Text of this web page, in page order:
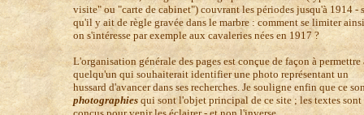
visite" ou "carte de cabinet") couvrant les périodes jusqu'à 1914 -
qu'il y ait de règle gravée dans le marbre : comment se limiter
on s'intéresse par exemple aux cavaleries nées en 1917 ?
L'organisation générale des pages est conçue de façon à permettre
quelqu'un qui souhaiterait identifier une photo représentant un
hussard d'avancer dans ses recherches. Je souligne enfin que ce
photographiesqui sont l'objet principal de ce site ; les textes sont